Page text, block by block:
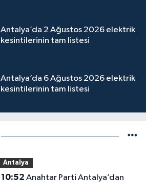
Antalya’da 2 Ağustos 2026 elektrik
kesintilerinin tam listesi
Antalya’da 6 Ağustos 2026 elektrik
kesintilerinin tam listesi
Antalya
10:52